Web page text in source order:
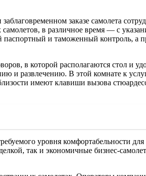
заказе самолета
в различное время — с
паспортный и таможенный контроль,
в которой располагаются стол и
и развлечению. В этой комнате к
имеют клавиши вызова
уровня комфортабельности
так и экономичные бизнес-